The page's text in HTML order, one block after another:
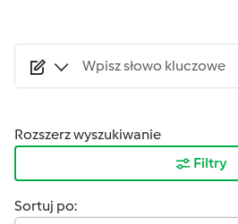
Rozszerz wyszukiwanie
Filtry
Sortuj po: